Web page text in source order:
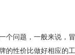
问题，一般来说，
的性价比做好相应的工